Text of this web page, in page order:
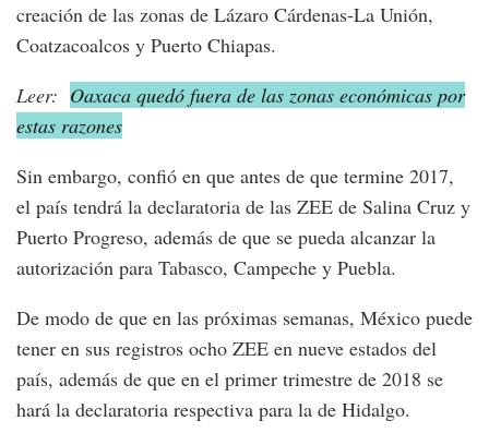
creación de las zonas de Lázaro Cárdenas-La Unión,
Coatzacoalcos y Puerto Chiapas.
Leer: Oaxaca quedó fuera de las zonas económicas por
estas razones
Sin embargo, confió en que antes de que termine 2017,
el país tendrá la declaratoria de las ZEE de Salina Cruz y
Puerto Progreso, además de que se pueda alcanzar la
autorización para Tabasco, Campeche y Puebla.
De modo de que en las próximas semanas, México puede
tener en sus registros ocho ZEE en nueve estados del
país, además de que en el primer trimestre de 2018 se
hará la declaratoria respectiva para la de Hidalgo.